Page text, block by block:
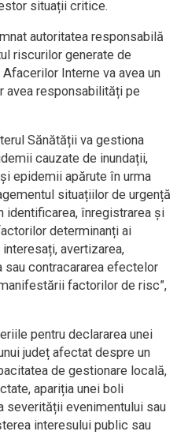
situații critice.
autoritatea responsabilă
riscurilor generate de
Interne va avea un
avea responsabilități pe
Sănătății va gestiona
cauzate de inundații,
epidemii apărute în urma
situațiilor de urgență
identificarea, înregistrarea și
determinanți ai
avertizarea,
sau contracararea efectelor
factorilor de risc”,
pentru declararea unei
județ afectat despre un
de gestionare locală,
apariția unei boli
severității evenimentului sau
interesului public sau